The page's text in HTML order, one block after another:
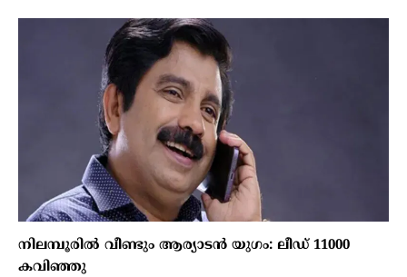
നിലമ്പൂരില്‍ വീണ്ടും ആര്യാടന്‍ യുഗം: ലീഡ് 11000
കവിഞ്ഞു